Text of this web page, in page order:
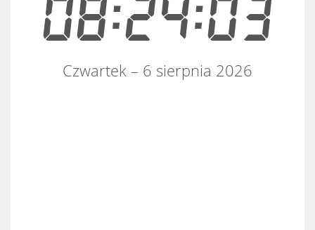
08:24:03
Czwartek – 6 sierpnia 2026